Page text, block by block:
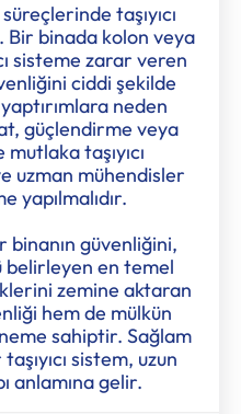
taşıyıcı
Bir binada kolon veya
sisteme zarar veren
ciddi şekilde
neden
güçlendirme veya
taşıyıcı
uzman mühendisler
yapılmalıdır.
binanın güvenliğini,
belirleyen en temel
zemine aktaran
hem de mülkün
sahiptir. Sağlam
sistem, uzun
anlamına gelir.